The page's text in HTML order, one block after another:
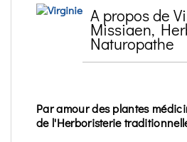
A propos de
Missiaen,
Naturopathe
Par amour des plantes
de l'Herboristerie